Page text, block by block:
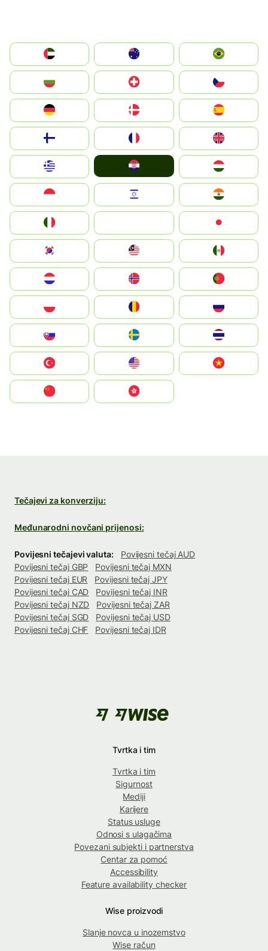
الإمارات العربية المتحدة
Switzerland
Deutschland
United Kingdom
Magyarország
South Korea
United States
中國香港特別行政區
Tečajevi za konverziju:
Međunarodni novčani prijenosi:
Povijesni tečajevi valuta:
Povijesni tečaj AUD
Povijesni tečaj GBP
Povijesni tečaj MXN
Povijesni tečaj EUR
Povijesni tečaj JPY
Povijesni tečaj CAD
Povijesni tečaj INR
Povijesni tečaj NZD
Povijesni tečaj ZAR
Povijesni tečaj SGD
Povijesni tečaj USD
Povijesni tečaj CHF
Povijesni tečaj IDR
Tvrtka i tim
Tvrtka i tim
Sigurnost
Mediji
Karijere
Status usluge
Odnosi s ulagačima
Povezani subjekti i partnerstva
Centar za pomoć
Accessibility
Feature availability checker
Wise proizvodi
Slanje novca u inozemstvo
Wise račun